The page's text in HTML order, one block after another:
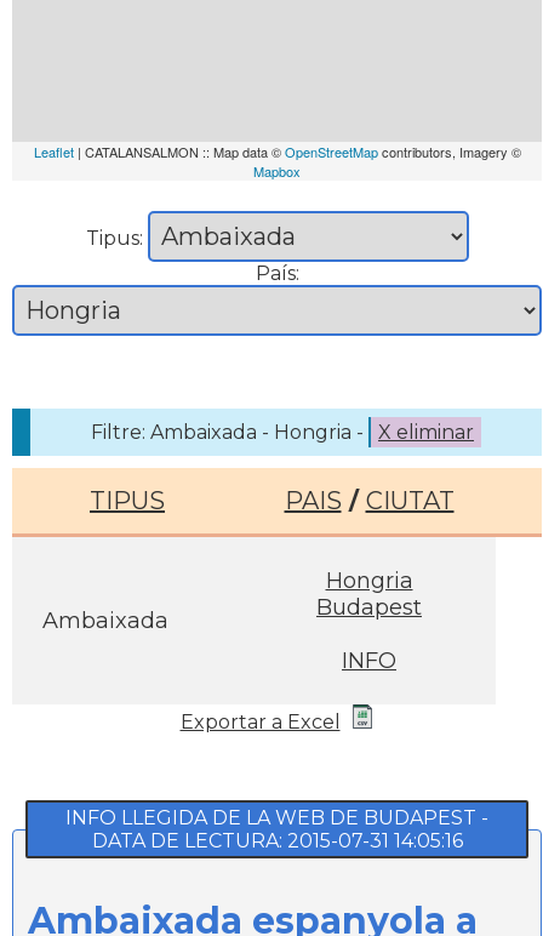
Leaflet| CATALANSALMON :: Map data ©OpenStreetMapcontributors, Imagery ©
Mapbox
Tipus:
País:
Filtre: Ambaixada - Hongria - X eliminar
TIPUS PAIS / CIUTAT
Ambaixada
Hongria
Budapest
INFO
Exportar a Excel
INFO LLEGIDA DE LA WEB DE BUDAPEST -
DATA DE LECTURA: 2015-07-31 14:05:16
Ambaixada espanyola a